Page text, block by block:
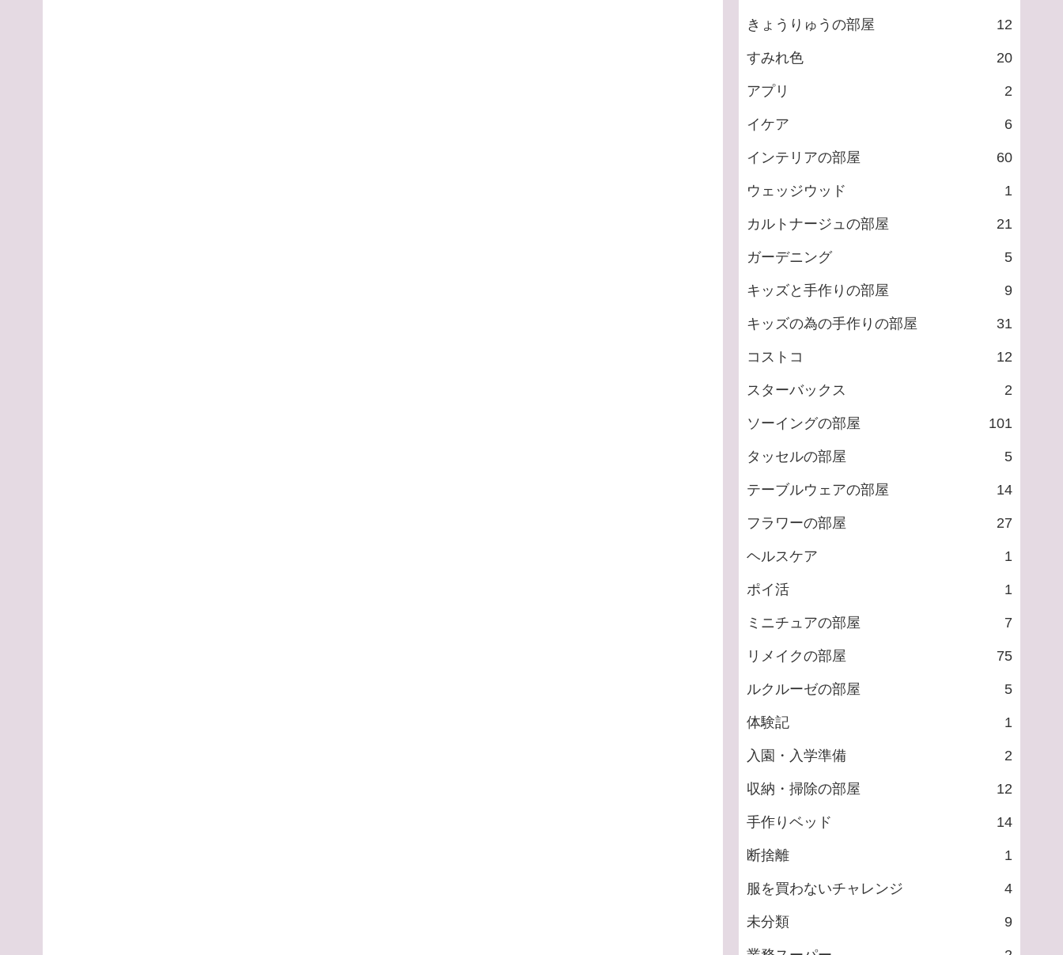
きょうりゅうの部屋 12
すみれ色 20
アプリ 2
イケア 6
インテリアの部屋 60
ウェッジウッド 1
カルトナージュの部屋 21
ガーデニング 5
キッズと手作りの部屋 9
キッズの為の手作りの部屋 31
コストコ 12
スターバックス 2
ソーイングの部屋 101
タッセルの部屋 5
テーブルウェアの部屋 14
フラワーの部屋 27
ヘルスケア 1
ポイ活 1
ミニチュアの部屋 7
リメイクの部屋 75
ルクルーゼの部屋 5
体験記 1
入園・入学準備 2
収納・掃除の部屋 12
手作りベッド 14
断捨離 1
服を買わないチャレンジ 4
未分類 9